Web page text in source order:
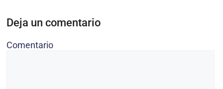
Deja un comentario
Comentario